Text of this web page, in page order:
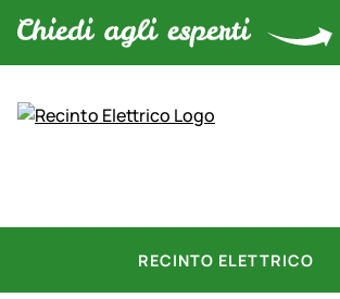
RECINTO ELETTRICO